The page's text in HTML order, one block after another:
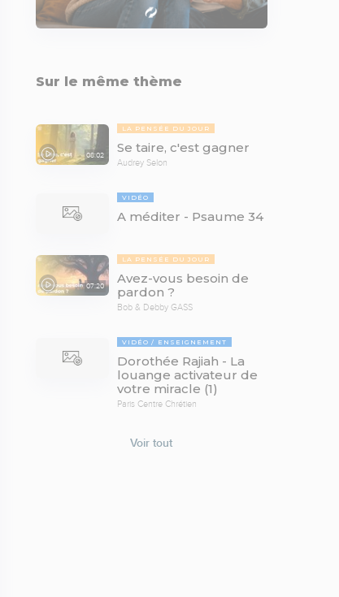
Sur le même thème
08:02
LA PENSÉE DU JOUR
Se taire, c'est gagner
Audrey Selon
VIDÉO
A méditer - Psaume 34
07:20
LA PENSÉE DU JOUR
Avez-vous besoin de
pardon ?
Bob & Debby GASS
VIDÉO ENSEIGNEMENT
Dorothée Rajiah - La
louange activateur de
votre miracle (1)
Paris Centre Chrétien
Voir tout